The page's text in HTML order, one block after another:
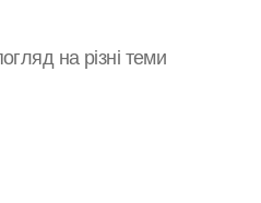
на різні теми